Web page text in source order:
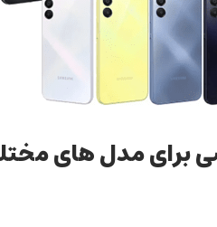
برای مدل های